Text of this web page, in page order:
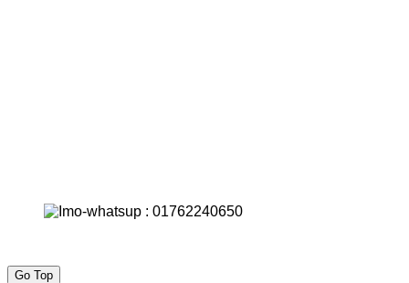
Go Top